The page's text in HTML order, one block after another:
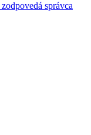
správca